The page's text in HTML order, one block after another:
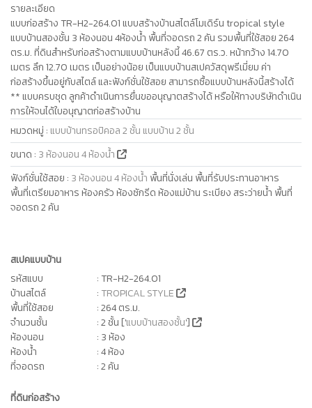
สเปคแบบบ้าน
รหัสแบบ
: TR-H2-264.01
บ้านสไตล์
: TROPICAL STYLE
พื้นที่ใช้สอย
: 264 ตร.ม.
จำนวนชั้น
: 2 ชั้น ['แบบบ้านสองชั้น']
ห้องนอน
: 3 ห้อง
ห้องน้ำ
: 4 ห้อง
ที่จอดรถ
: 2 คัน
ที่ดินก่อสร้าง
รายละเอียด
แบบก่อสร้าง TR-H2-264.01 แบบสร้างบ้านสไตล์โมเดิร์น tropical style
แบบบ้านสองชั้น 3 ห้องนอน 4ห้องน้ำ พื้นที่จอดรถ 2 คัน รวมพื้นที่ใช้สอย 264
ตร.ม. ที่ดินสำหรับก่อสร้างตามแบบบ้านหลังนี้ 46.67 ตร.ว. หน้ากว้าง 14.70
เมตร ลึก 12.70 เมตร เป็นอย่างน้อย เป็นแบบบ้านสเปควัสดุพรีเมี่ยม ค่า
ก่อสร้างขึ้นอยู่กับสไตล์ และฟังก์ชั่นใช้สอย สามารถซื้อแบบบ้านหลังนี้สร้างได้
** แบบครบชุด ลูกค้าดำเนินการยื่นขออนุญาตสร้างได้ หรือให้ทางบริษัทดำเนิน
การให้จนได้ใบอนุญาตก่อสร้างบ้าน
หมวดหมู่ : แบบบ้านทรอปิคอล 2 ชั้น แบบบ้าน 2 ชั้น
ขนาด : 3 ห้องนอน 4 ห้องน้ำ
ฟังก์ชั่นใช้สอย : 3 ห้องนอน 4 ห้องน้ำ พื้นที่นั่งเล่น พื้นที่รับประทานอาหาร
พื้นที่เตรียมอาหาร ห้องครัว ห้องซักรีด ห้องแม่บ้าน ระเบียง สระว่ายน้ำ พื้นที่
จอดรถ 2 คัน